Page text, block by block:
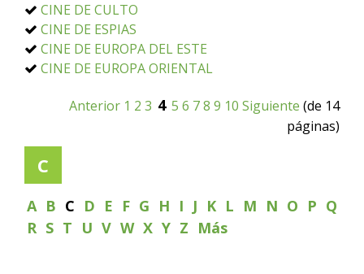
CINE DE CULTO
CINE DE ESPIAS
CINE DE EUROPA DEL ESTE
CINE DE EUROPA ORIENTAL
Anterior 1 2 3 4 5 6 78 9 10 Siguiente (de 14
páginas)
C
A B C D E F G H I J K L M N O P Q
R S T U V W X Y Z Más